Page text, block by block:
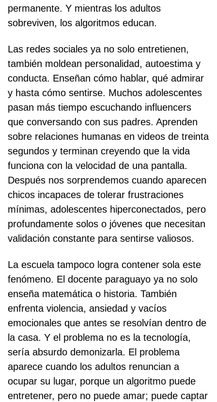
permanente. Y mientras los adultos
sobreviven, los algoritmos educan.
Las redes sociales ya no solo entretienen,
también moldean personalidad, autoestima y
conducta. Enseñan cómo hablar, qué admirar
y hasta cómo sentirse. Muchos adolescentes
pasan más tiempo escuchando influencers
que conversando con sus padres. Aprenden
sobre relaciones humanas en videos de treinta
segundos y terminan creyendo que la vida
funciona con la velocidad de una pantalla.
Después nos sorprendemos cuando aparecen
chicos incapaces de tolerar frustraciones
mínimas, adolescentes hiperconectados, pero
profundamente solos o jóvenes que necesitan
validación constante para sentirse valiosos.
La escuela tampoco logra contener sola este
fenómeno. El docente paraguayo ya no solo
enseña matemática o historia. También
enfrenta violencia, ansiedad y vacíos
emocionales que antes se resolvían dentro de
la casa. Y el problema no es la tecnología,
sería absurdo demonizarla. El problema
aparece cuando los adultos renuncian a
ocupar su lugar, porque un algoritmo puede
entretener, pero no puede amar; puede captar